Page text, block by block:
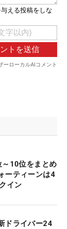
～10位をまとめ
ーティーンは4
イン
ドライバー24